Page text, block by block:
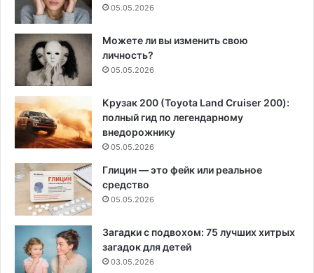
05.05.2026
Можете ли вы изменить свою
личность?
05.05.2026
Крузак 200 (Toyota Land Cruiser 200):
полный гид по легендарному
внедорожнику
05.05.2026
Глицин — это фейк или реальное
средство
05.05.2026
Загадки с подвохом: 75 лучших хитрых
загадок для детей
03.05.2026